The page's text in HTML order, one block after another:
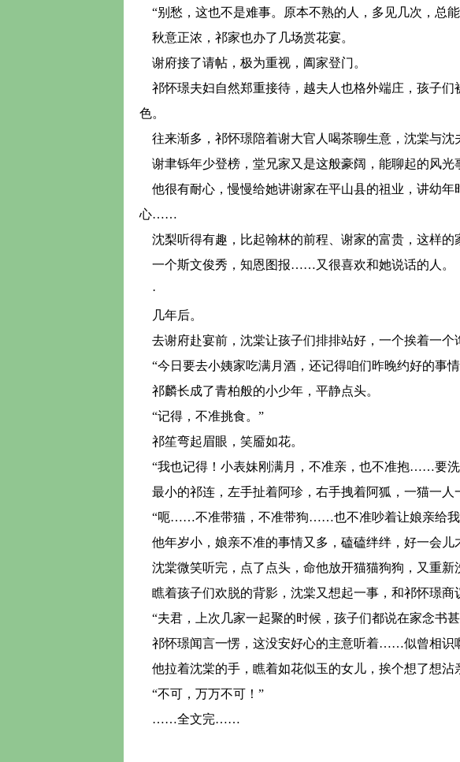
“别愁，这也不是难事。原本不熟的人，多见几次，总
秋意正浓，祁家也办了几场赏花宴。
谢府接了请帖，极为重视，阖家登门。
祁怀璟夫妇自然郑重接待，越夫人也格外端庄，孩子
色。
往来渐多，祁怀璟陪着谢大官人喝茶聊生意，沈棠与
谢聿铄年少登榜，堂兄家又是这般豪阔，能聊起的风光
他很有耐心，慢慢给她讲谢家在平山县的祖业，讲幼年
心……
沈梨听得有趣，比起翰林的前程、谢家的富贵，这样的
一个斯文俊秀，知恩图报……又很喜欢和她说话的人。
·
几年后。
去谢府赴宴前，沈棠让孩子们排排站好，一个挨着一个
“今日要去小姨家吃满月酒，还记得咱们昨晚约好的事
祁麟长成了青柏般的小少年，平静点头。
“记得，不准挑食。”
祁笙弯起眉眼，笑靥如花。
“我也记得！小表妹刚满月，不准亲，也不准抱……要洗
最小的祁连，左手扯着阿珍，右手拽着阿狐，一猫一人
“呃……不准带猫，不准带狗……也不准吵着让娘亲给
他年岁小，娘亲不准的事情又多，磕磕绊绊，好一会儿
沈棠微笑听完，点了点头，命他放开猫猫狗狗，又重新
瞧着孩子们欢脱的背影，沈棠又想起一事，和祁怀璟商
“夫君，上次几家一起聚的时候，孩子们都说在家念书
祁怀璟闻言一愣，这没安好心的主意听着……似曾相识
他拉着沈棠的手，瞧着如花似玉的女儿，挨个想了想
“不可，万万不可！”
……全文完……